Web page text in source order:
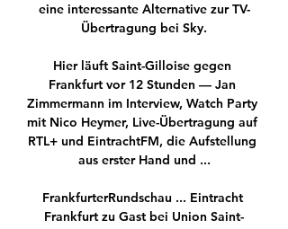
eine interessante Alternative zur TV-
Übertragung bei Sky.
Hier läuft Saint-Gilloise gegen
Frankfurt vor 12 Stunden — Jan
Zimmermann im Interview, Watch Party
mit Nico Heymer, Live-Übertragung auf
RTL+ und EintrachtFM, die Aufstellung
aus erster Hand und ...
FrankfurterRundschau ... Eintracht
Frankfurt zu Gast bei Union Saint-